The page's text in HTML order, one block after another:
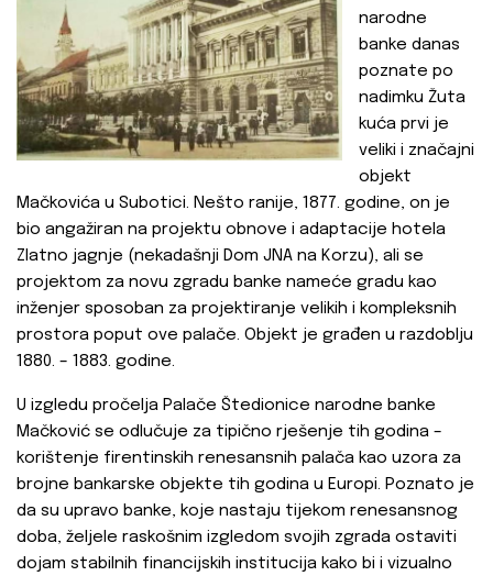
narodne
banke danas
poznate po
nadimku Žuta
kuća prvi je
veliki i značajni
objekt
Mačkovića u Subotici. Nešto ranije, 1877. godine, on je
bio angažiran na projektu obnove i adaptacije hotela
Zlatno jagnje (nekadašnji Dom JNA na Korzu), ali se
projektom za novu zgradu banke nameće gradu kao
inženjer sposoban za projektiranje velikih i kompleksnih
prostora poput ove palače. Objekt je građen u razdoblju
1880. – 1883. godine.
U izgledu pročelja Palače Štedionice narodne banke
Mačković se odlučuje za tipično rješenje tih godina –
korištenje firentinskih renesansnih palača kao uzora za
brojne bankarske objekte tih godina u Europi. Poznato je
da su upravo banke, koje nastaju tijekom renesansnog
doba, željele raskošnim izgledom svojih zgrada ostaviti
dojam stabilnih financijskih institucija kako bi i vizualno